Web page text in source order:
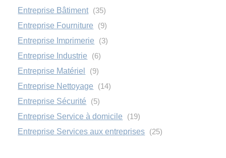
Entreprise Bâtiment (35)
Entreprise Fourniture
(9)
Entreprise Imprimerie
(3)
Entreprise Industrie
(6)
Entreprise Matériel
(9)
Entreprise Nettoyage
(14)
Entreprise Sécurité
(5)
Entreprise Service à domicile
(19)
Entreprise Services aux entreprises (25)